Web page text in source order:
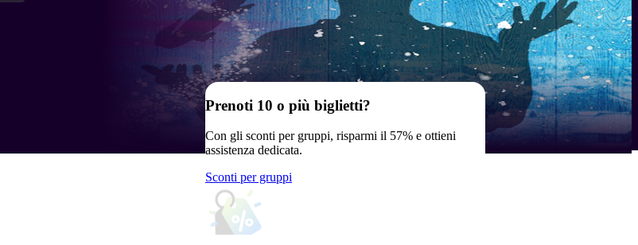
Prenoti 10 o più biglietti?
Con gli sconti per gruppi, risparmi il 57% e ottieni
assistenza dedicata.
Sconti per gruppi